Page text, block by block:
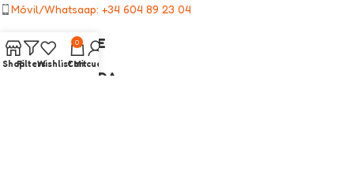
Móvil/Whatsaap: +34 604 89 23 04
TIPS PATO BLUE
NUESTRA TIENDA
ShopFiltersWishlist
0
Cart
Mi cuenta